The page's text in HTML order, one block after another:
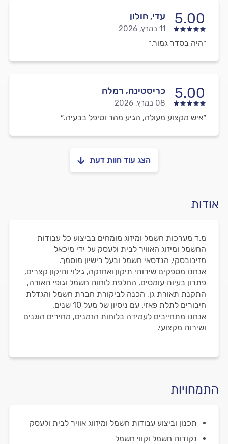
5.00 עדי, חולון
11 במרץ, 2026
״היה בסדר גמור.״
5.00 כריסטינה, רמלה
08 במרץ, 2026
״איש מקצוע מעולה, הגיע מהר וטיפל בבעיה.״
הצג עוד חוות דעת
אודות
מ.ד מערכות חשמל ומיזוג מומחים בביצוע כל עבודות
החשמל ומיזוג האוויר לבית ולעסק על ידי מיכאל
מזיבובסקי, הנדסאי חשמל ובעל רישיון מוסמך.
אנחנו מספקים שירותי תיקון ואחזקה, גילוי ותיקון קצרים,
פתרון בעיות עומסים, החלפת לוחות חשמל וגופי תאורה,
התקנת תאורת גן, הכנה לביקורת חברת חשמל והגדלת
חיבורים לתלת פאזי. עם ניסיון של מעל 10 שנים,
אנחנו מתחייבים לעמידה בלוחות הזמנים, מחירים הוגנים
ושירות מקצועי.
התמחויות
תכנון וביצוע עבודות חשמל ומיזווג אוויר לבית ולעסק
נקודות חשמל וקווי חשמל